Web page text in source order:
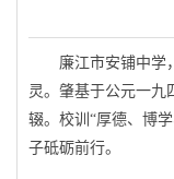
廉江市安铺中学
灵。肇基于公元一九
辍。校训“厚德、博
子砥砺前行。